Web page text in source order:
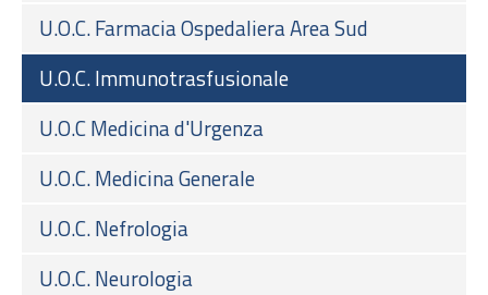
U.O.C. Farmacia Ospedaliera Area Sud
U.O.C. Immunotrasfusionale
U.O.C Medicina d'Urgenza
U.O.C. Medicina Generale
U.O.C. Nefrologia
U.O.C. Neurologia